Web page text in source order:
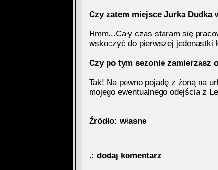
Czy zatem miejsce Jurka Dudka
Hmm...Cały czas staram się
wskoczyć do pierwszej jedenastki
Czy po tym sezonie zamierzasz
Tak! Na pewno pojadę z żoną na
mojego ewentualnego odejścia z
Źródło: własne
.: dodaj komentarz